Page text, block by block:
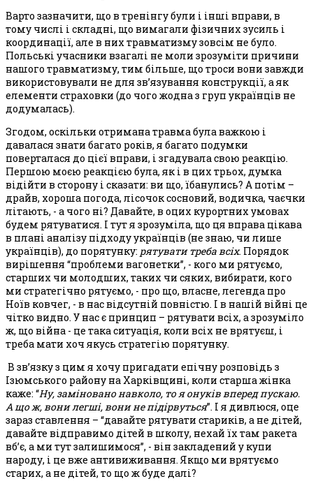
Варто зазначити, що в тренінгу були і інші вправи, в
тому числі і складні, що вимагали фізичних зусиль і
координації, але в них травматизму зовсім не було.
Польські учасники взагалі не моли зрозуміти причини
нашого травматизму, тим більше, що троси вони завжди
використовували не для зв’язування конструкції, а як
елементи страховки (до чого жодна з груп українців не
додумалась).
Згодом, оскільки отримана травма була важкою і
давалася знати багато років, я багато подумки
поверталася до цієї вправи, і згадувала свою реакцію.
Першою моєю реакцією була, як і в цих трьох, думка
відійти в сторону і сказати: ви що, їбанулись? А потім –
драйв, хороша погода, лісочок сосновий, водичка, чаєчки
літають, - а чого ні? Давайте, в оцих курортних умовах
будем рятуватися. І тут я зрозуміла, що ця вправа цікава
в плані аналізу підходу українців (не знаю, чи лише
українців), до порятунку: рятувати треба всіх. Порядок
вирішення “проблеми вагонетки”, - кого ми рятуємо,
старших чи молодших, таких чи сяких, вибирати, кого
ми стратегічно рятуємо, - про що, власне, легенда про
Ноїв ковчег, - в нас відсутній повністю. І в нашій війні це
чітко видно. У нас є принцип – рятувати всіх, а зрозуміло
ж, що війна - це така ситуація, коли всіх не врятуєш, і
треба мати хоч якусь стратегію порятунку.
В зв’язку з цим я хочу пригадати епічну розповідь з
Ізюмського району на Харківщині, коли старша жінка
каже: “Ну, заміновано навколо, то я онуків вперед пускаю.
А що ж, вони легші, вони не підірвуться”. І я дивлюся, оце
зараз ставлення – “давайте рятувати стариків, а не дітей,
давайте відправимо дітей в школу, нехай їх там ракета
вб’є, а ми тут залишимося”, - він закладений у купи
народу, і це вже антивиживання. Якщо ми врятуємо
старих, а не дітей, то що ж буде далі?